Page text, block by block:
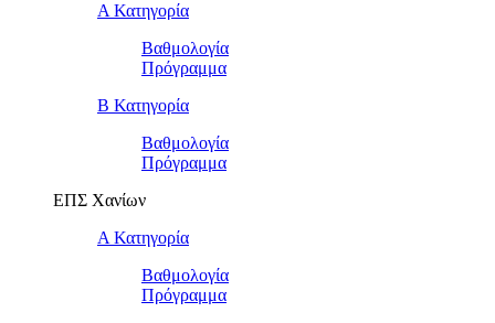
Α Κατηγορία
Βαθμολογία
Πρόγραμμα
Β Κατηγορία
Βαθμολογία
Πρόγραμμα
ΕΠΣ Χανίων
Α Κατηγορία
Βαθμολογία
Πρόγραμμα